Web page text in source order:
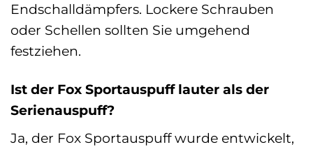
Endschalldämpfers. Lockere Schrauben
oder Schellen sollten Sie umgehend
festziehen.
Ist der Fox Sportauspuff lauter als der
Serienauspuff?
Ja, der Fox Sportauspuff wurde entwickelt,